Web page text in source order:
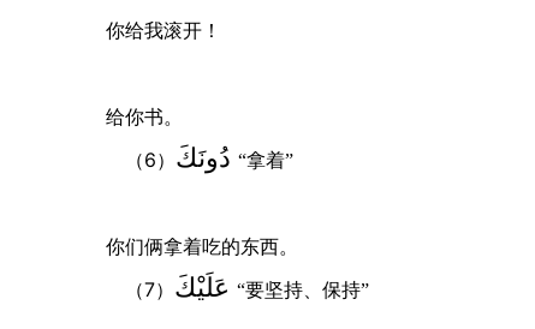
你给我滚开！
给你书。
（6） دُونَكَ “拿着”
你们俩拿着吃的东西。
（7） عَلَيْكَ “要坚持、保持”